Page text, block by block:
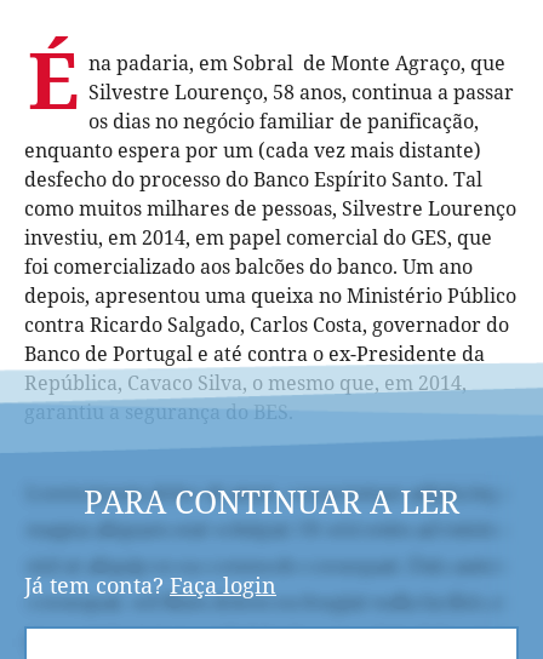
É na padaria, em Sobral de Monte Agraço, que
Silvestre Lourenço, 58 anos, continua a passar
os dias no negócio familiar de panificação,
enquanto espera por um (cada vez mais distante)
desfecho do processo do Banco Espírito Santo. Tal
como muitos milhares de pessoas, Silvestre Lourenço
investiu, em 2014, em papel comercial do GES, que
foi comercializado aos balcões do banco. Um ano
depois, apresentou uma queixa no Ministério Público
contra Ricardo Salgado, Carlos Costa, governador do
Banco de Portugal e até contra o ex-Presidente da
República, Cavaco Silva, o mesmo que, em 2014,
garantiu a segurança do BES.
PARA CONTINUAR A LER
Já tem conta? Faça login